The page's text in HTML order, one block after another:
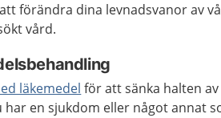
förändra dina levnadsvanor av
vård.
läkemedel för att sänka halten
en sjukdom eller något annat